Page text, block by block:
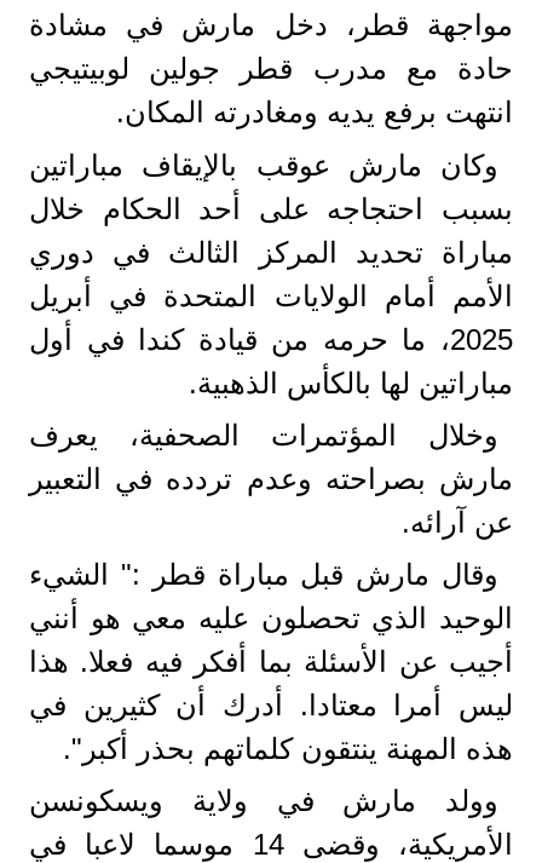
مواجهة قطر، دخل مارش في مشادة
حادة مع مدرب قطر جولين لوبيتيجي
انتهت برفع يديه ومغادرته المكان.
وكان مارش عوقب بالإيقاف مباراتين
بسبب احتجاجه على أحد الحكام خلال
مباراة تحديد المركز الثالث في دوري
الأمم أمام الولايات المتحدة في أبريل
2025، ما حرمه من قيادة كندا في أول
مباراتين لها بالكأس الذهبية.
وخلال المؤتمرات الصحفية، يعرف
مارش بصراحته وعدم تردده في التعبير
عن آرائه.
وقال مارش قبل مباراة قطر :" الشيء
الوحيد الذي تحصلون عليه معي هو أنني
أجيب عن الأسئلة بما أفكر فيه فعلا. هذا
ليس أمرا معتادا. أدرك أن كثيرين في
هذه المهنة ينتقون كلماتهم بحذر أكبر".
وولد مارش في ولاية ويسكونسن
الأمريكية، وقضى 14 موسما لاعبا في